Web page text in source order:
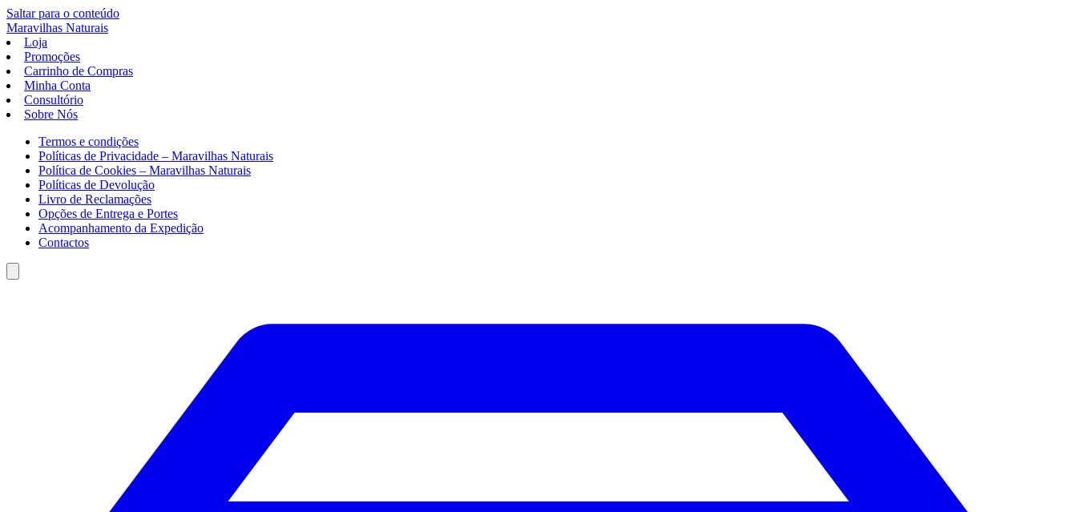
Saltar para o conteúdo
Maravilhas Naturais
Loja
Promoções
Carrinho de Compras
Minha Conta
Consultório
Sobre Nós
Termos e condições
Políticas de Privacidade – Maravilhas Naturais
Política de Cookies – Maravilhas Naturais
Políticas de Devolução
Livro de Reclamações
Opções de Entrega e Portes
Acompanhamento da Expedição
Contactos